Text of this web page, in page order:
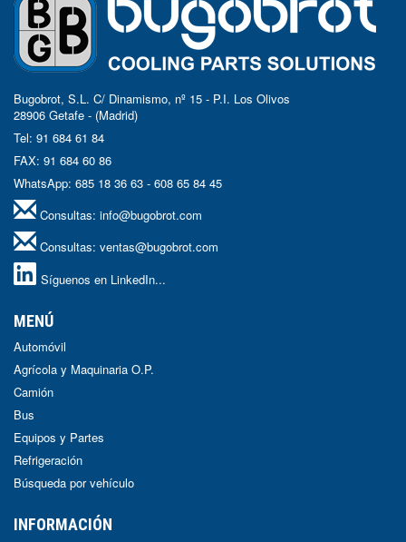
Bugobrot, S.L. C/ Dinamismo, nº 15 - P.I. Los Olivos
28906 Getafe - (Madrid)
Tel: 91 684 61 84
FAX: 91 684 60 86
WhatsApp: 685 18 36 63 - 608 65 84 45
Consultas: info@bugobrot.com
Consultas: ventas@bugobrot.com
Síguenos en LinkedIn...
MENÚ
Automóvil
Agrícola y Maquinaria O.P.
Camión
Bus
Equipos y Partes
Refrigeración
Búsqueda por vehículo
INFORMACIÓN